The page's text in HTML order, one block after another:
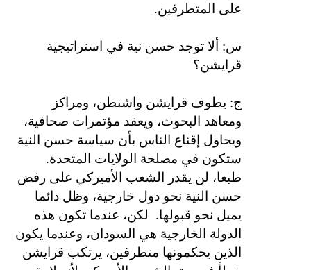
على المتطرفين.
س: ألا توجد حسن نية في استراتيجية
قرايشن؟
ج: يطوف قرايشن واشنطن، ومراكز
ومعاهد البحوث، ويعقد مؤتمرات صحافية،
ويحاول إقناع الناس بأن سياسة حسن النية
ستكون في مصلحة الولايات المتحدة.
طبعا، لن يقدر الشعب الأميركي على رفض
حسن النية نحو دول خارجية، وظل دائما
يميل نحو قبولها.
لكن، عندما تكون هذه
الدولة الخارجية هي السودان، وعندما يكون
الذين يحكمونها متطرفين، يرتكب قرايشن